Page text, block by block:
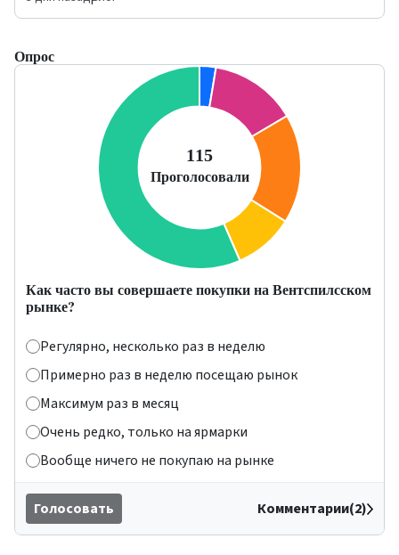
Опрос
Как часто вы совершаете покупки на Вентспилсском
рынке?
Регулярно, несколько раз в неделю
Примерно раз в неделю посещаю рынок
Максимум раз в месяц
Очень редко, только на ярмарки
Вообще ничего не покупаю на рынке
Голосовать Комментарии(2)